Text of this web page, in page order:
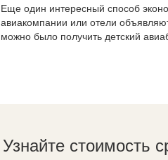
Еще один интересный способ
авиакомпании или отели
можно было получить детский
Узнайте стоимость